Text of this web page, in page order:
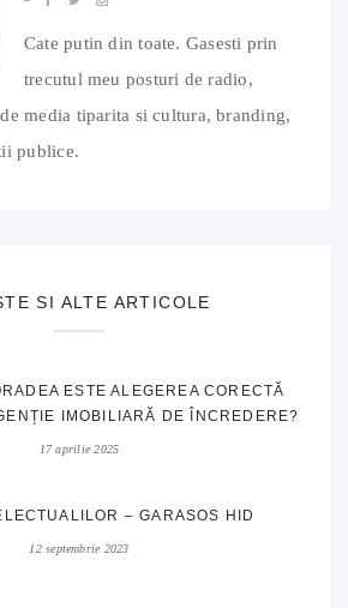
Cate putin din toate. Gasesti prin
trecutul meu posturi de radio,
media tiparita si cultura, branding,
publice.
SI ALTE ARTICOLE
ESTE ALEGEREA CORECTĂ
IMOBILIARĂ DE ÎNCREDERE?
17 aprilie 2025
– GARASOS HID
12 septembrie 2023